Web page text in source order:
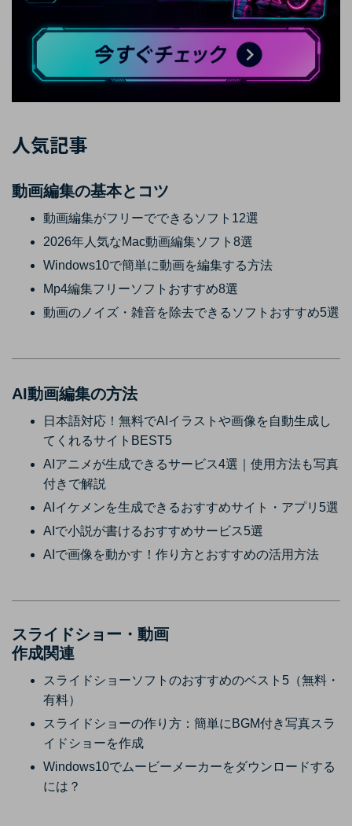
人気記事
動画編集の基本とコツ
動画編集がフリーでできるソフト12選
2026年人気なMac動画編集ソフト8選
Windows10で簡単に動画を編集する方法
Mp4編集フリーソフトおすすめ8選
動画のノイズ・雑音を除去できるソフトおすすめ5選
AI動画編集の方法
日本語対応！無料でAIイラストや画像を自動生成し
てくれるサイトBEST5
AIアニメが生成できるサービス4選｜使用方法も写真
付きで解説
AIイケメンを生成できるおすすめサイト・アプリ5選
AIで小説が書けるおすすめサービス5選
AIで画像を動かす！作り方とおすすめの活用方法
スライドショー・動画
作成関連
スライドショーソフトのおすすめのベスト5（無料・
有料）
スライドショーの作り方：簡単にBGM付き写真スラ
イドショーを作成
Windows10でムービーメーカーをダウンロードする
には？